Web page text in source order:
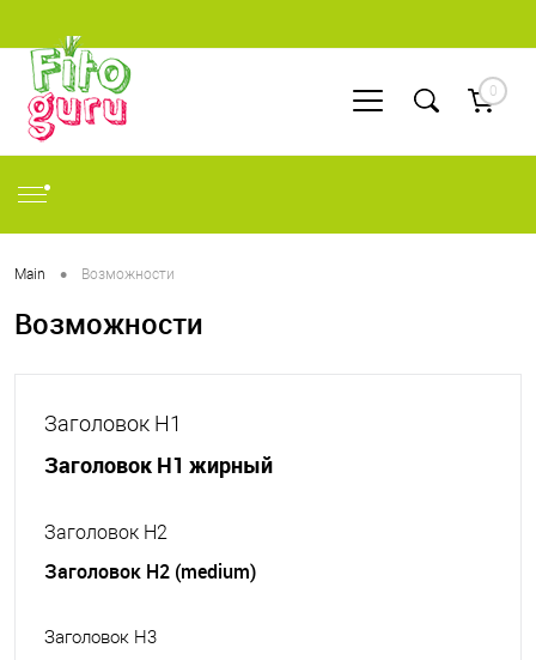
0
Main • Возможности
Возможности
Заголовок H1
Заголовок H1 жирный
Заголовок H2
Заголовок H2 (medium)
Заголовок H3